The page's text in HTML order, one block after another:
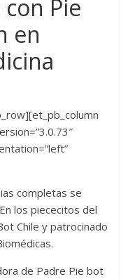
Pie
en
completas se
los piececitos del
Chile y patrocinado
de Padre Pie bot